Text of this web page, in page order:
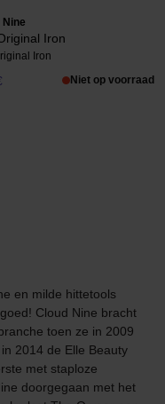
Nine
Iron
Iron
Niet op voorraad
en milde hittetools
Cloud Nine bracht
toen ze in 2009
2014 de Elle Beauty
met staploze
doorgegaan met het